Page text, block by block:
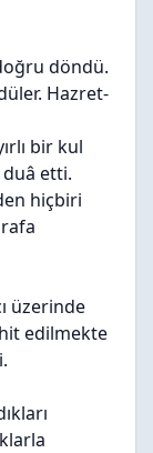
döndü.
Hazret-
bir kul
etti.
hiçbiri
üzerinde
edilmekte